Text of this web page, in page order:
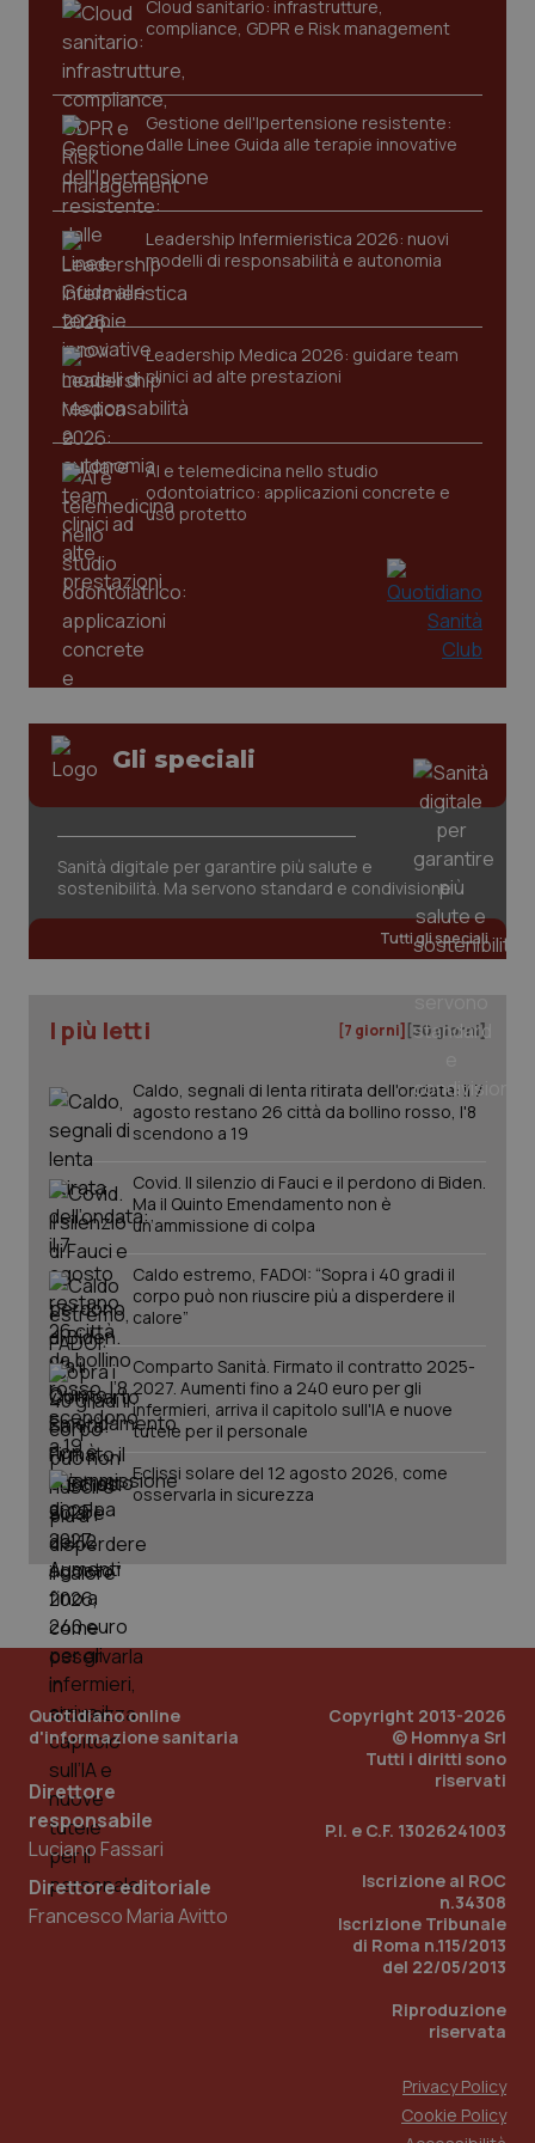
Cloud sanitario: infrastrutture,
compliance, GDPR e Risk management
Gestione dell'Ipertensione resistente:
dalle Linee Guida alle terapie innovative
Leadership Infermieristica 2026: nuovi
modelli di responsabilità e autonomia
Leadership Medica 2026: guidare team
clinici ad alte prestazioni
AI e telemedicina nello studio
odontoiatrico: applicazioni concrete e
uso protetto
Gli speciali
Sanità digitale per garantire più salute e
sostenibilità. Ma servono standard e condivisione
Tutti gli speciali
I più letti [7 giorni] [30 giorni]
Caldo, segnali di lenta ritirata dell'ondata: il 7
agosto restano 26 città da bollino rosso, l'8
scendono a 19
Covid. Il silenzio di Fauci e il perdono di Biden.
Ma il Quinto Emendamento non è
un’ammissione di colpa
Caldo estremo, FADOI: “Sopra i 40 gradi il
corpo può non riuscire più a disperdere il
calore”
Comparto Sanità. Firmato il contratto 2025-
2027. Aumenti fino a 240 euro per gli
infermieri, arriva il capitolo sull'IA e nuove
tutele per il personale
Eclissi solare del 12 agosto 2026, come
osservarla in sicurezza
Quotidiano online
d'informazione sanitaria
Direttore
responsabile
Luciano Fassari
Direttore editoriale
Francesco Maria Avitto
Copyright 2013-2026
© Homnya Srl
Tutti i diritti sono
riservati
P.I. e C.F. 13026241003
Iscrizione al ROC
n.34308
Iscrizione Tribunale
di Roma n.115/2013
del 22/05/2013
Riproduzione
riservata
Privacy Policy
Cookie Policy
navigazione sulle pagine e l'accesso alle aree
protette del sito. Il sito web non è in grado di
funzionare correttamente senza questi cookie.
Nome
VISITOR_PRIVACY_METADATA
YouTube
.youtube.com
CookieScriptConsent
tracking-sites-ironfish-
www.quotidianosanita.it
session-id
www.quotidianosanita.it
.quotidianosanita.it
PHPSESSID
.quotidianosanita.it
1